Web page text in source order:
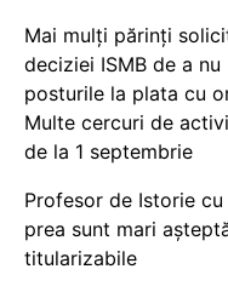
Mai mulți părinți
deciziei ISMB de a
posturile la plata cu
Multe cercuri de
de la 1 septembrie
Profesor de Istorie
prea sunt mari
titularizabile